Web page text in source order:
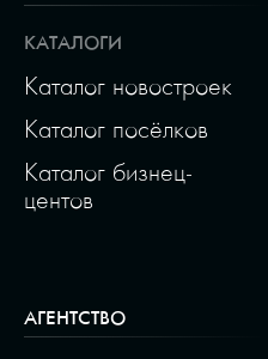
КАТАЛОГИ
Каталог новостроек
Каталог посёлков
Каталог бизнец-
центов
АГЕНТСТВО